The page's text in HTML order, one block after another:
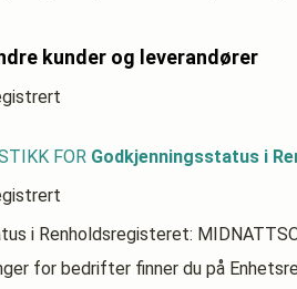
kunder og leverandører
FOR Godkjenningsstatus i
i Renholdsregisteret:
for bedrifter finner du på